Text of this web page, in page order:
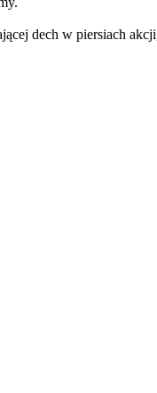
dech w piersiach